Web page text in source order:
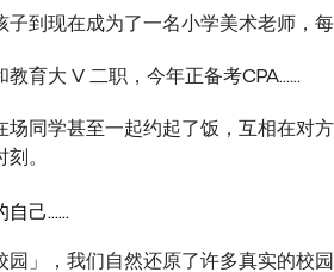
子到现在成为了一名小学美术老师，
教育大 V 二职，今年正备考CPA……
场同学甚至一起约起了饭，互相在对
。
自己……
园」，我们自然还原了许多真实的校